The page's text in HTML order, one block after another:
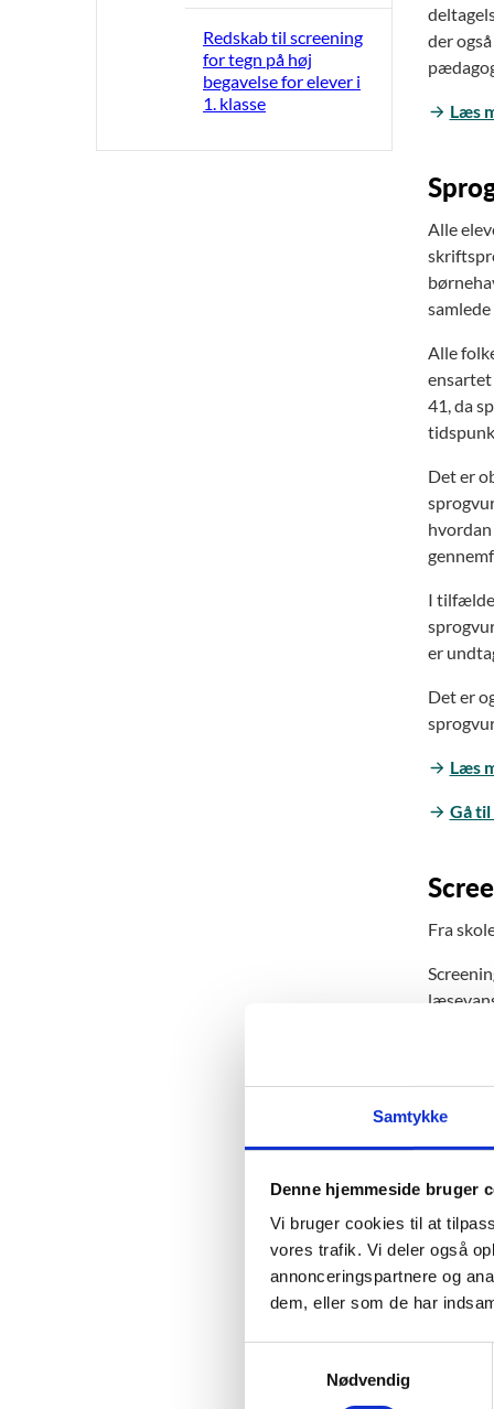
Samtykke
Denne hjemmeside bruger
Vi bruger cookies til at
vores trafik. Vi deler også
annonceringspartnere og
dem, eller som de har
Nødvendig
Redskab til screening
for tegn på høj
begavelse for elever i
1. klasse
der
Læs
Alle
Alle
ensartet
41, da
Det er
I tilfælde
er
Det er
Læs
Gå
Fra
for
Det er
må den
Læs